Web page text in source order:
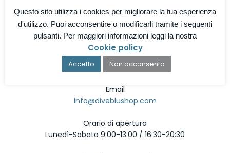
Via S. Bonaventura 1/H
Contatti
Telefono
080 9642897
Email
info@diveblushop.com
Orario di apertura
Lunedì-Sabato 9:00-13:00 / 16:30-20:30
Questo sito utilizza i cookies per migliorare la tua esperienza
d'utilizzo. Puoi acconsentire o modificarli tramite i seguenti
pulsanti. Per maggiori informazioni leggi la nostra
Cookie policy
Accetto Non acconsento